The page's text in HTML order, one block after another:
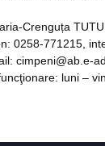
Crenguța
0258-771215,
cimpeni@ab.e-
luni –